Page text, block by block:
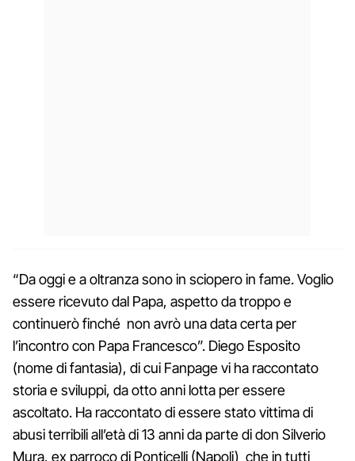
“Da oggi e a oltranza sono in sciopero in fame. Voglio
essere ricevuto dal Papa, aspetto da troppo e
continuerò finché non avrò una data certa per
l’incontro con Papa Francesco”. Diego Esposito
(nome di fantasia), di cui Fanpage vi ha raccontato
storia e sviluppi, da otto anni lotta per essere
ascoltato. Ha raccontato di essere stato vittima di
abusi terribili all’età di 13 anni da parte di don Silverio
Mura, ex parroco di Ponticelli (Napoli) che in tutti